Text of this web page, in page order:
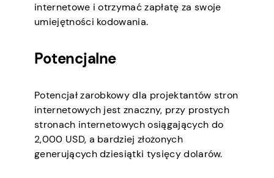
internetowe i otrzymać zapłatę za swoje
umiejętności kodowania.
Potencjalne
Potencjał zarobkowy dla projektantów stron
internetowych jest znaczny, przy prostych
stronach internetowych osiągających do
2,000 USD, a bardziej złożonych
generujących dziesiątki tysięcy dolarów.